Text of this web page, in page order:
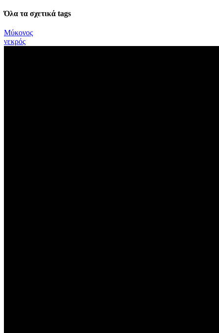
Όλα τα σχετικά tags
Μύκονος
νεκρός